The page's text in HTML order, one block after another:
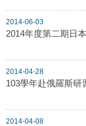
2014-06-03
2014年度第二期日
2014-04-28
103學年赴俄羅斯研
2014-04-08